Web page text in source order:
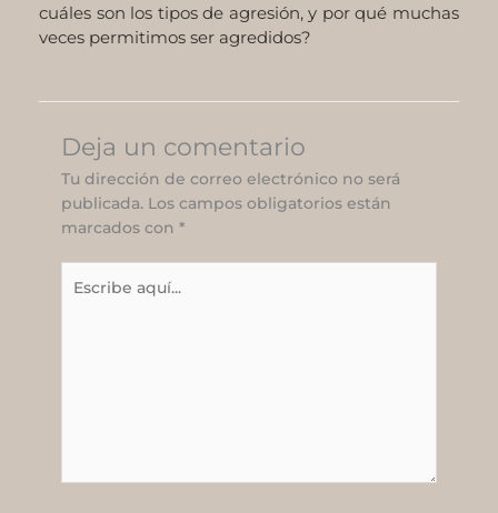
cuáles son los tipos de agresión, y por qué muchas
veces permitimos ser agredidos?
Deja un comentario
Tu dirección de correo electrónico no será
publicada. Los campos obligatorios están
marcados con *
aquí...